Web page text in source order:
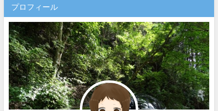
プロフィール